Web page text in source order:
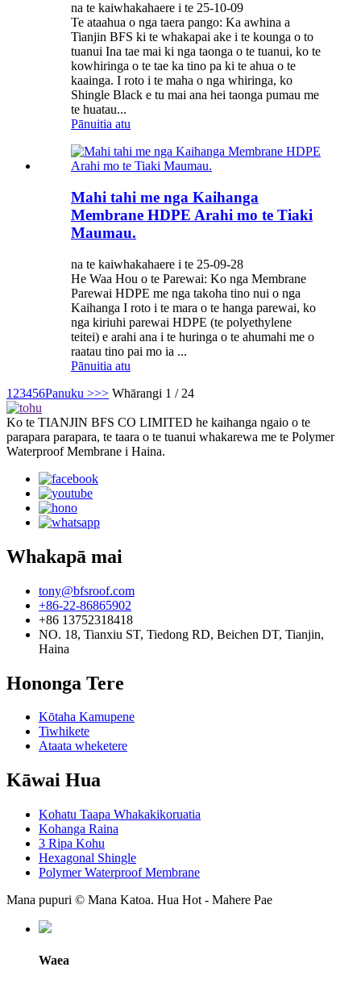
na te kaiwhakahaere i te 25-10-09
Te ataahua o nga taera pango: Ka awhina a
Tianjin BFS ki te whakapai ake i te kounga o to
tuanui Ina tae mai ki nga taonga o te tuanui, ko te
kowhiringa o te tae ka tino pa ki te ahua o te
kaainga. I roto i te maha o nga whiringa, ko
Shingle Black e tu mai ana hei taonga pumau me
te huatau...
Pānuitia atu
Mahi tahi me nga Kaihanga
Membrane HDPE Arahi mo te Tiaki
Maumau.
na te kaiwhakahaere i te 25-09-28
He Waa Hou o te Parewai: Ko nga Membrane
Parewai HDPE me nga takoha tino nui o nga
Kaihanga I roto i te mara o te hanga parewai, ko
nga kiriuhi parewai HDPE (te polyethylene
teitei) e arahi ana i te huringa o te ahumahi me o
raatau tino pai mo ia ...
Pānuitia atu
1 23456Panuku >>> Whārangi 1 / 24
Ko te TIANJIN BFS CO LIMITED he kaihanga ngaio o te
parapara parapara, te taara o te tuanui whakarewa me te Polymer
Waterproof Membrane i Haina.
Whakapā mai
tony@bfsroof.com
+86-22-86865902
+86 13752318418
NO. 18, Tianxiu ST, Tiedong RD, Beichen DT, Tianjin,
Haina
Hononga Tere
Kōtaha Kamupene
Tiwhikete
Ataata wheketere
Kāwai Hua
Kohatu Taapa Whakakikoruatia
Kohanga Raina
3 Ripa Kohu
Hexagonal Shingle
Polymer Waterproof Membrane
Mana pupuri © Mana Katoa. Hua Hot - Mahere Pae
Waea